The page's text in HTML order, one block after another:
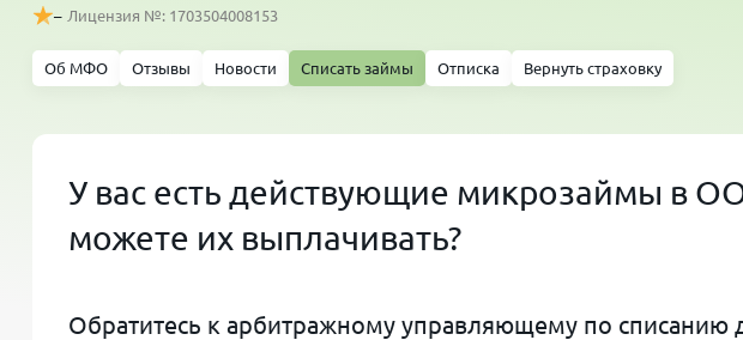
– Лицензия №: 1703504008153
Об МФО Отзывы Новости Списать займы Отписка Вернуть страховку
У вас есть действующие микрозаймы в
можете их выплачивать?
Обратитесь к арбитражному управляющему по